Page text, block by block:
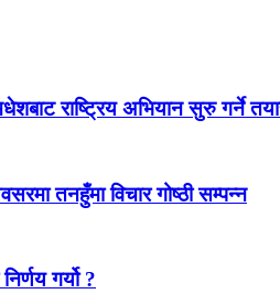
राष्ट्रिय अभियान सुरु गर्ने
तनहुँमा विचार गोष्ठी सम्पन्न
गर्यो ?